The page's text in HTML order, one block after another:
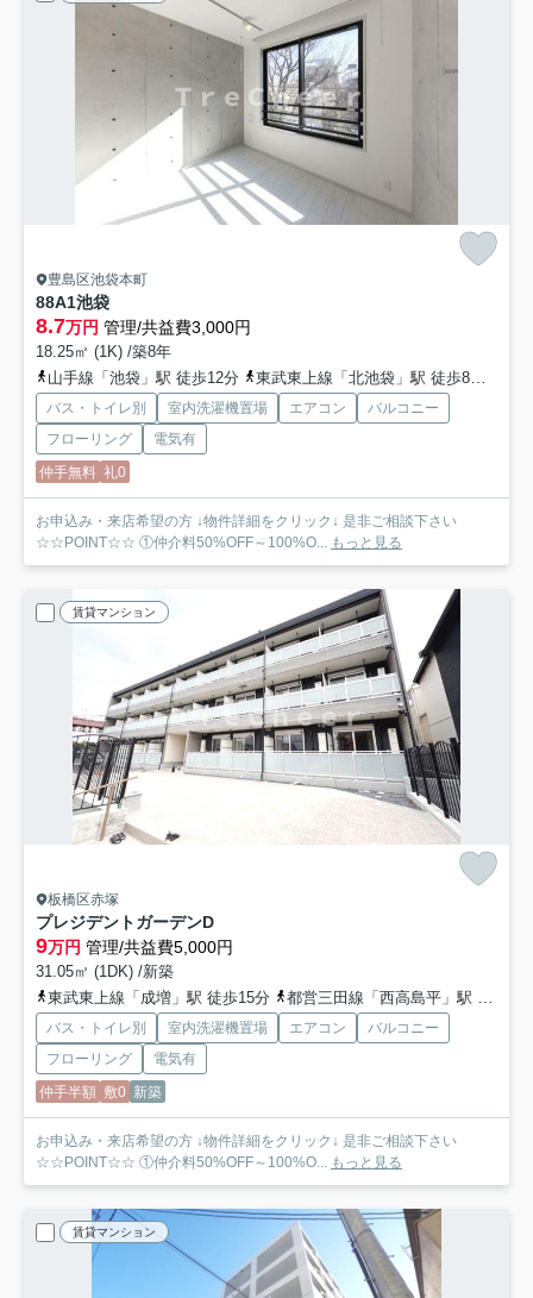
豊島区池袋本町
88A1池袋
8.7万円 管理/共益費3,000円
18.25㎡ (1K) /築8年
山手線「池袋」駅 徒歩12分
東武東上線「北池袋」駅 徒歩8分
バス・トイレ別 室内洗濯機置場 エアコン
バルコニー
フローリング
電気有
仲手無料 礼0
お申込み・来店希望の方 ↓物件詳細をクリック↓ 是非ご相談下さい
☆☆POINT☆☆ ①仲介料50%OFF～100%O...
もっと見る
賃貸マンション
板橋区赤塚
プレジデントガーデンD
9万円 管理/共益費5,000円
31.05㎡ (1DK) /新築
東武東上線「成増」駅 徒歩15分
都営三田線「西高島平」駅 徒歩19分
バス・トイレ別 室内洗濯機置場 エアコン
バルコニー
フローリング
電気有
仲手半額 敷0 新築
お申込み・来店希望の方 ↓物件詳細をクリック↓ 是非ご相談下さい
☆☆POINT☆☆ ①仲介料50%OFF～100%O...
もっと見る
賃貸マンション